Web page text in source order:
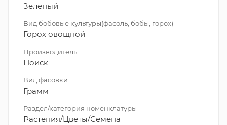
Зеленый
Вид бобовые культуры(фасоль, бобы, горох)
Горох овощной
Производитель
Поиск
Вид фасовки
Грамм
Раздел/категория номенклатуры
Растения/Цветы/Семена